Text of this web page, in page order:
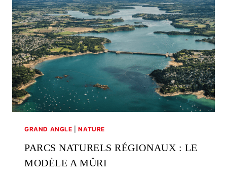
GRAND ANGLE |NATURE
PARCS NATURELS RÉGIONAUX : LE
MODÈLE A MÛRI